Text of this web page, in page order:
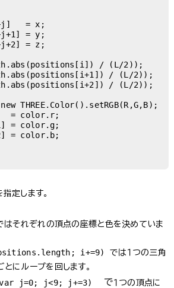
定します。
それぞれの頂点の座標と色を決めていま
i+=9) では１つの三角
にループを回します。
j=0; j<9; j+=3) で１つの頂点に